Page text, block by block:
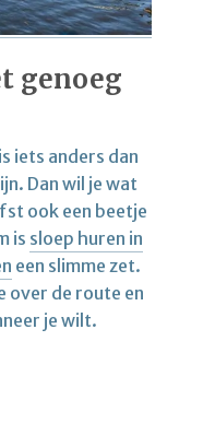
genoeg
iets anders dan
Dan wil je wat
ook een beetje
is sloep huren in
een slimme zet.
over de route en
je wilt.